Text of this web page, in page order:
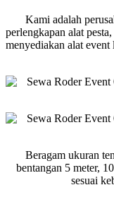
Kami adalah
perlengkapan alat
menyediakan alat event
Beragam ukuran
bentangan 5 meter,
sesuai